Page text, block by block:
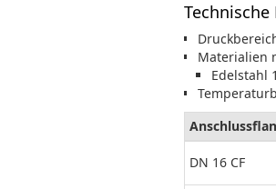
Materialien
Edelstahl
DN 16 CF